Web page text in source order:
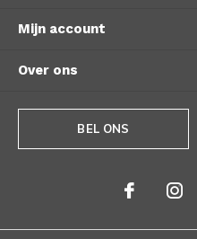
Mijn account
Over ons
BEL ONS